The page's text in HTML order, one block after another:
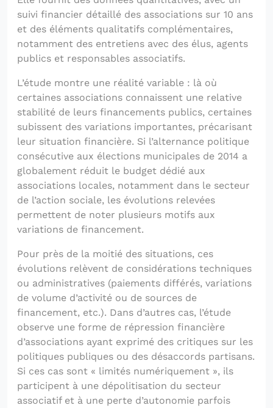
suivi financier détaillé des associations sur 10 ans
et des éléments qualitatifs complémentaires,
notamment des entretiens avec des élus, agents
publics et responsables associatifs.
L’étude montre une réalité variable : là où
certaines associations connaissent une relative
stabilité de leurs financements publics, certaines
subissent des variations importantes, précarisant
leur situation financière. Si l’alternance politique
consécutive aux élections municipales de 2014 a
globalement réduit le budget dédié aux
associations locales, notamment dans le secteur
de l’action sociale, les évolutions relevées
permettent de noter plusieurs motifs aux
variations de financement.
Pour près de la moitié des situations, ces
évolutions relèvent de considérations techniques
ou administratives (paiements différés, variations
de volume d’activité ou de sources de
financement, etc.). Dans d’autres cas, l’étude
observe une forme de répression financière
d’associations ayant exprimé des critiques sur les
politiques publiques ou des désaccords partisans.
Si ces cas sont « limités numériquement », ils
participent à une dépolitisation du secteur
associatif et à une perte d’autonomie parfois